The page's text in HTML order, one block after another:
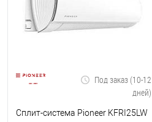
Под заказ (10-12
дней)
Сплит-система Pioneer KFRI25LW